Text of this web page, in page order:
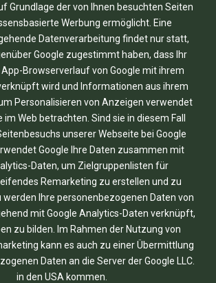
Grundlage der von Ihnen besuchten Seiten
Werbung ermöglicht. Eine
Datenverarbeitung findet nur statt,
Google zugestimmt haben, dass Ihr
Browserverlauf von Google mit ihrem
wird und Informationen aus ihrem
Personalisieren von Anzeigen verwendet
im Web betrachten. Sind sie in diesem Fall
unserer Webseite bei Google
Google Ihre Daten zusammen mit
Daten, um Zielgruppenlisten für
Remarketing zu erstellen und zu
werden Ihre personenbezogenen Daten von
mit Google Analytics-Daten verknüpft,
zu bilden. Im Rahmen der Nutzung von
kann es auch zu einer Übermittlung
Daten an die Server der Google LLC.
in den USA kommen.